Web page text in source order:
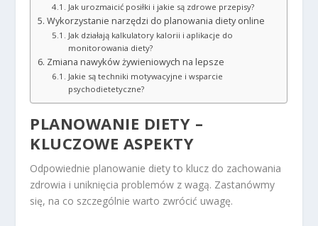
Jak urozmaicić posiłki i jakie są zdrowe przepisy?
Wykorzystanie narzędzi do planowania diety online
Jak działają kalkulatory kalorii i aplikacje do
monitorowania diety?
Zmiana nawyków żywieniowych na lepsze
Jakie są techniki motywacyjne i wsparcie
psychodietetyczne?
PLANOWANIE DIETY –
KLUCZOWE ASPEKTY
Odpowiednie planowanie diety to klucz do zachowania
zdrowia i uniknięcia problemów z wagą. Zastanówmy
się, na co szczególnie warto zwrócić uwagę.